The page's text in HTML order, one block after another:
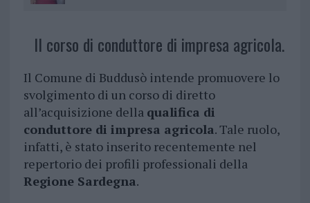
Il corso di conduttore di impresa agricola.
Il Comune di Buddusò intende promuovere lo
svolgimento di un corso di diretto
all’acquisizione della qualifica di
conduttore di impresa agricola. Tale ruolo,
infatti, è stato inserito recentemente nel
repertorio dei profili professionali della
Regione Sardegna.